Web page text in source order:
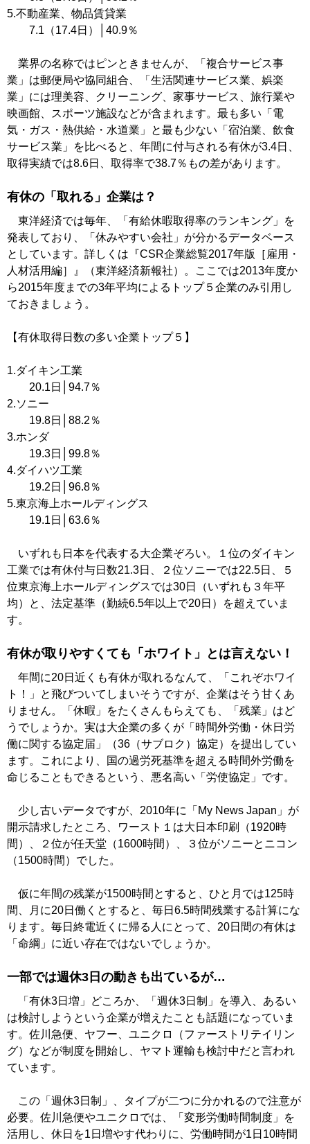
5.不動産業、物品賃貸業
7.1（17.4日）│40.9％
業界の名称ではピンときませんが、「複合サービス事
業」は郵便局や協同組合、「生活関連サービス業、娯楽
業」には理美容、クリーニング、家事サービス、旅行業や
映画館、スポーツ施設などが含まれます。最も多い「電
気・ガス・熱供給・水道業」と最も少ない「宿泊業、飲食
サービス業」を比べると、年間に付与される有休が3.4日、
取得実績では8.6日、取得率で38.7％もの差があります。
有休の「取れる」企業は？
東洋経済では毎年、「有給休暇取得率のランキング」を
発表しており、「休みやすい会社」が分かるデータベース
としています。詳しくは『CSR企業総覧2017年版［雇用・
人材活用編］』（東洋経済新報社）。ここでは2013年度か
ら2015年度までの3年平均によるトップ５企業のみ引用し
ておきましょう。
【有休取得日数の多い企業トップ５】
1.ダイキン工業
20.1日│94.7％
2.ソニー
19.8日│88.2％
3.ホンダ
19.3日│99.8％
4.ダイハツ工業
19.2日│96.8％
5.東京海上ホールディングス
19.1日│63.6％
いずれも日本を代表する大企業ぞろい。１位のダイキン
工業では有休付与日数21.3日、２位ソニーでは22.5日、５
位東京海上ホールディングスでは30日（いずれも３年平
均）と、法定基準（勤続6.5年以上で20日）を超えていま
す。
有休が取りやすくても「ホワイト」とは言えない！
年間に20日近くも有休が取れるなんて、「これぞホワイ
ト！」と飛びついてしまいそうですが、企業はそう甘くあ
りません。「休暇」をたくさんもらえても、「残業」はど
うでしょうか。実は大企業の多くが「時間外労働・休日労
働に関する協定届」（36（サブロク）協定）を提出してい
ます。これにより、国の過労死基準を超える時間外労働を
命じることもできるという、悪名高い「労使協定」です。
少し古いデータですが、2010年に「My News Japan」が
開示請求したところ、ワースト１は大日本印刷（1920時
間）、２位が任天堂（1600時間）、３位がソニーとニコン
（1500時間）でした。
仮に年間の残業が1500時間とすると、ひと月では125時
間、月に20日働くとすると、毎日6.5時間残業する計算にな
ります。毎日終電近くに帰る人にとって、20日間の有休は
「命綱」に近い存在ではないでしょうか。
一部では週休3日の動きも出ているが…
「有休3日増」どころか、「週休3日制」を導入、あるい
は検討しようという企業が増えたことも話題になっていま
す。佐川急便、ヤフー、ユニクロ（ファーストリテイリン
グ）などが制度を開始し、ヤマト運輸も検討中だと言われ
ています。
この「週休3日制」、タイプが二つに分かれるので注意が
必要。佐川急便やユニクロでは、「変形労働時間制度」を
活用し、休日を1日増やす代わりに、労働時間が1日10時間